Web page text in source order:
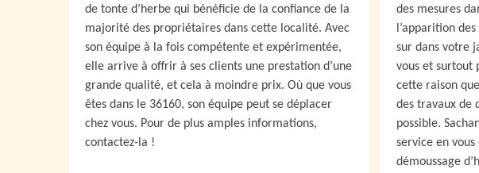
de tonte d’herbe qui bénéficie de la confiance de la
majorité des propriétaires dans cette localité. Avec
son équipe à la fois compétente et expérimentée,
elle arrive à offrir à ses clients une prestation d’une
grande qualité, et cela à moindre prix. Où que vous
êtes dans le 36160, son équipe peut se déplacer
chez vous. Pour de plus amples informations,
contactez-la !
des mesures
l’apparition
sur dans votre
vous et surtout
cette raison
des travaux de
possible.
service en
démoussage